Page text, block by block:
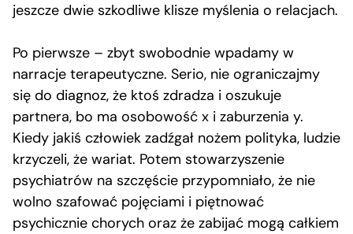
jeszcze dwie szkodliwe klisze myślenia o relacjach.
Po pierwsze – zbyt swobodnie wpadamy w
narracje terapeutyczne. Serio, nie ograniczajmy
się do diagnoz, że ktoś zdradza i oszukuje
partnera, bo ma osobowość x i zaburzenia y.
Kiedy jakiś człowiek zadźgał nożem polityka, ludzie
krzyczeli, że wariat. Potem stowarzyszenie
psychiatrów na szczęście przypomniało, że nie
wolno szafować pojęciami i piętnować
psychicznie chorych oraz że zabijać mogą całkiem